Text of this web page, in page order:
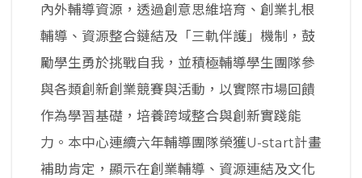
內外輔導資源，透過創意思維培育、創業扎根
輔導、資源整合鏈結及「三軌伴護」機制，鼓
勵學生勇於挑戰自我，並積極輔導學生團隊參
與各類創新創業競賽與活動，以實際市場回饋
作為學習基礎，培養跨域整合與創新實踐能
力。本中心連續六年輔導團隊榮獲U-start計畫
補助肯定，顯示在創業輔導、資源連結及文化